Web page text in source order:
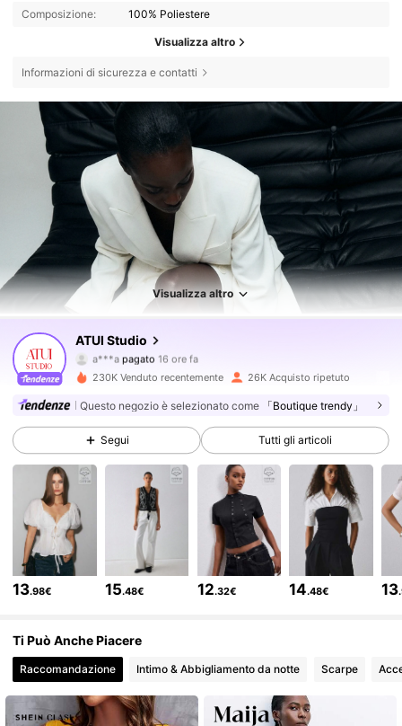
Composizione: 100% Poliestere
Visualizza altro
Informazioni di sicurezza e contatti
Visualizza altro
ATUI Studio
a***apagato16 ore fa
M***ésegue10 minuti fa
4.73 100K Follower
100K Follower
100K Follower
230K Venduto recentemente 26K Acquisto ripetuto
Questo negozio è selezionato come 「Boutique trendy」
Segui Tutti gli articoli
13.98€ 15.48€ 12.32€ 14.48€ 13
Ti Può Anche Piacere
Raccomandazione Intimo & Abbigliamento da notte Scarpe